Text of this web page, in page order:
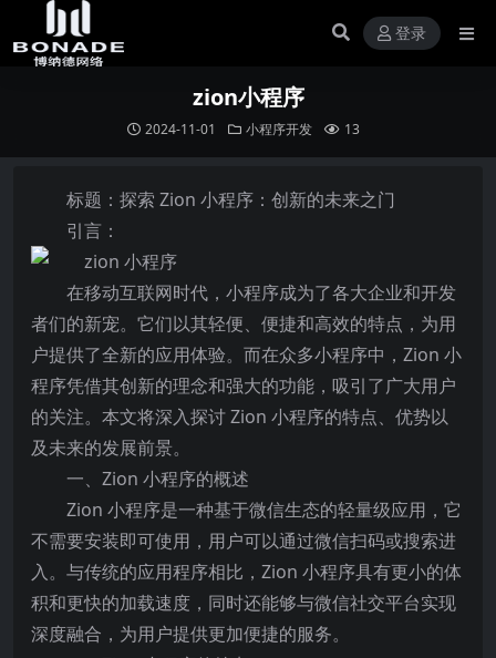
登录
zion小程序
2024-11-01 小程序开发 13
标题：探索 Zion 小程序：创新的未来之门
引言：
在移动互联网时代，小程序成为了各大企业和开发
者们的新宠。它们以其轻便、便捷和高效的特点，为用
户提供了全新的应用体验。而在众多小程序中，Zion 小
程序凭借其创新的理念和强大的功能，吸引了广大用户
的关注。本文将深入探讨 Zion 小程序的特点、优势以
及未来的发展前景。
一、Zion 小程序的概述
Zion 小程序是一种基于微信生态的轻量级应用，它
不需要安装即可使用，用户可以通过微信扫码或搜索进
入。与传统的应用程序相比，Zion 小程序具有更小的体
积和更快的加载速度，同时还能够与微信社交平台实现
深度融合，为用户提供更加便捷的服务。